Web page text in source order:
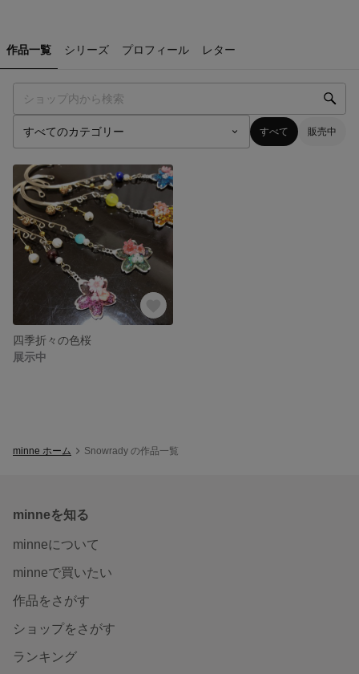
作品一覧 シリーズ プロフィール レター
すべて 販売中
四季折々の色桜
展示中
minne ホーム Snowrady の作品一覧
minneを知る
minneについて
minneで買いたい
作品をさがす
ショップをさがす
ランキング